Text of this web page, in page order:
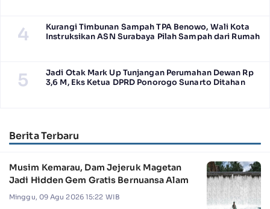
4
Kurangi Timbunan Sampah TPA Benowo, Wali Kota
Instruksikan ASN Surabaya Pilah Sampah dari Rumah
5
Jadi Otak Mark Up Tunjangan Perumahan Dewan Rp
3,6 M, Eks Ketua DPRD Ponorogo Sunarto Ditahan
Berita Terbaru
Musim Kemarau, Dam Jejeruk Magetan
Jadi Hidden Gem Gratis Bernuansa Alam
Minggu, 09 Agu 2026 15:22 WIB